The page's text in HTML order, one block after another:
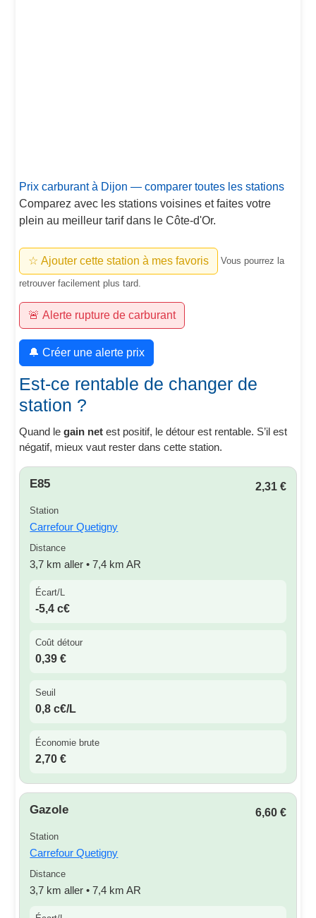
Prix carburant à Dijon — comparer toutes les stations
Comparez avec les stations voisines et faites votre
plein au meilleur tarif dans le Côte-d'Or.
☆ Ajouter cette station à mes favoris Vous pourrez la
retrouver facilement plus tard.
🚨 Alerte rupture de carburant
🔔 Créer une alerte prix
Est-ce rentable de changer de
station ?
Quand legain net est positif, le détour est rentable. S’il est
négatif, mieux vaut rester dans cette station.
E85 2,31 €
Station
Carrefour Quetigny
Distance
3,7 km aller • 7,4 km AR
Écart/L
-5,4 c€
Coût détour
0,39 €
Seuil
0,8 c€/L
Économie brute
2,70 €
Gazole 6,60 €
Station
Carrefour Quetigny
Distance
3,7 km aller • 7,4 km AR